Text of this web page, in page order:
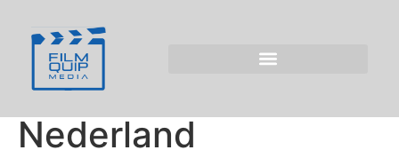
Wettelijke Eisen voor
Fish Road Game in
Nederland